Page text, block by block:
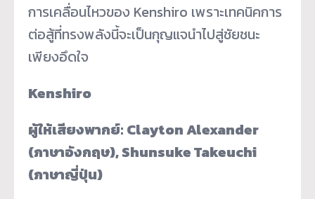
การเคลื่อนไหวของ Kenshiro เพราะเทคนิคการ
ต่อสู้ที่ทรงพลังนี้จะเป็นกุญแจนำไปสู่ชัยชนะ
เพียงอึดใจ
Kenshiro
ผู้ให้เสียงพากย์: Clayton Alexander
(ภาษาอังกฤษ), Shunsuke Takeuchi
(ภาษาญี่ปุ่น)